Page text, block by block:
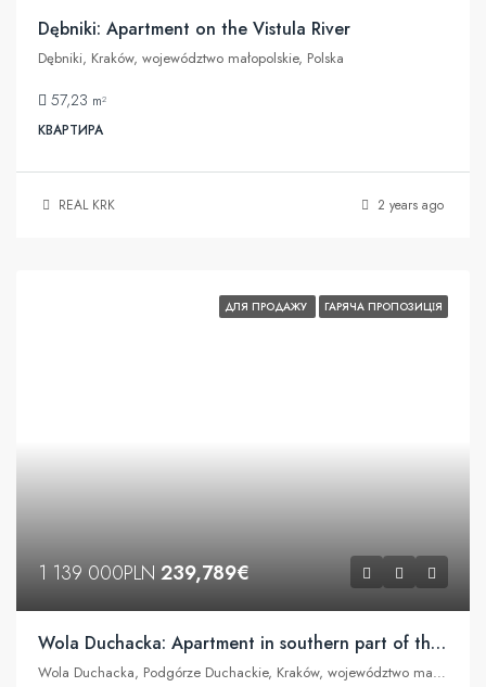
Dębniki: Apartment on the Vistula River
Dębniki, Kraków, województwo małopolskie, Polska
57,23 m²
КВАРТИРА
REAL KRK 2 years ago
ДЛЯ ПРОДАЖУ ГАРЯЧА ПРОПОЗИЦІЯ
1 139 000PLN 239,789€
Wola Duchacka: Apartment in southern part of the city
Wola Duchacka, Podgórze Duchackie, Kraków, województwo małopolskie, Polska